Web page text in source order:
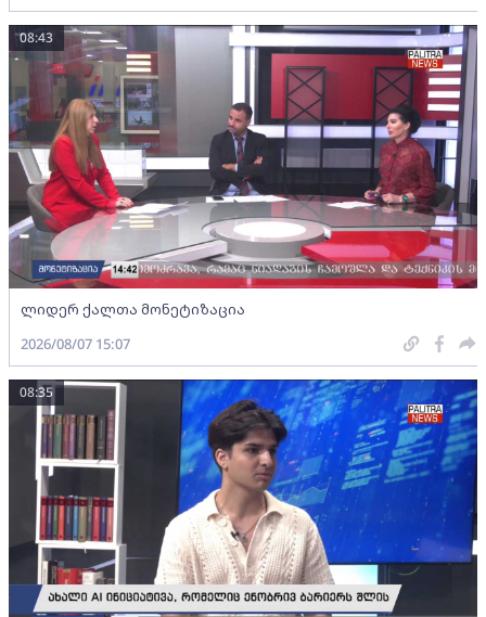
ლიდერ ქალთა მონეტიზაცია
08:43
2026/08/07 15:07
08:35